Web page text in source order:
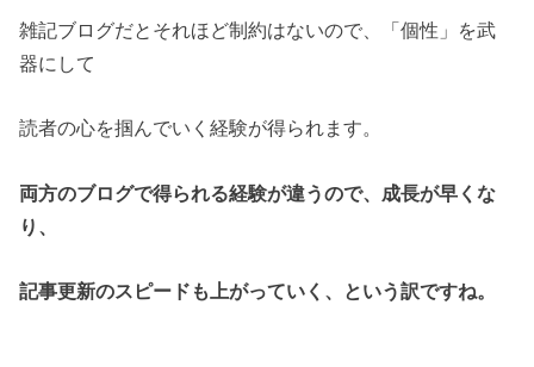
雑記ブログだとそれほど制約はないので、「個性」を武
器にして
読者の心を掴んでいく経験が得られます。
両方のブログで得られる経験が違うので、成長が早くな
り、
記事更新のスピードも上がっていく、という訳ですね。